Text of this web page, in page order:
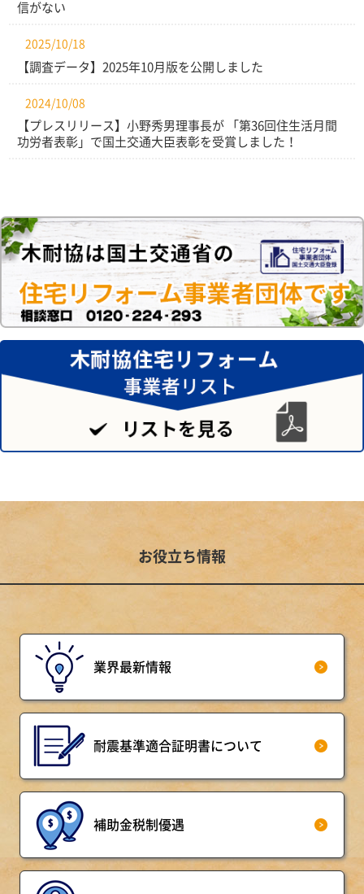
信がない
2025/10/18
【調査データ】2025年10月版を公開しました
2024/10/08
【プレスリリース】小野秀男理事長が 「第36回住生活月間
功労者表彰」で国土交通大臣表彰を受賞しました！
お役立ち情報
業界最新情報
耐震基準適合証明書について
補助金税制優遇